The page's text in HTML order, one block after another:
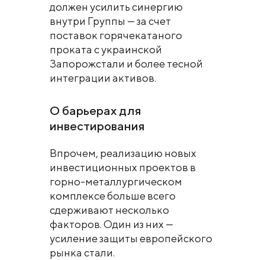
должен усилить синергию
внутри Группы — за счет
поставок горячекатаного
проката с украинской
Запорожстали и более тесной
интеграции активов.
О барьерах для
инвестирования
Впрочем, реализацию новых
инвестиционных проектов в
горно-металлургическом
комплексе больше всего
сдерживают несколько
факторов. Один из них —
усиление защиты европейского
рынка стали.